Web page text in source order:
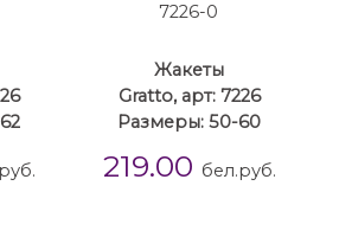
Жакеты
Gratto, арт: 7226
Размеры: 50-60
219.00 бел.руб.